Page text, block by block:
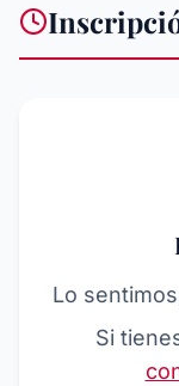
Lo
Si